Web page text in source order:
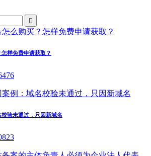

样免费申请获取？
验未通过，只因新域名